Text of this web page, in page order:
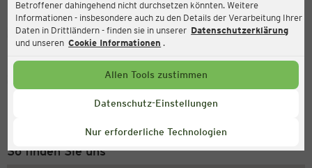
Betroffener dahingehend nicht durchsetzen könnten. Weitere
Informationen - insbesondere auch zu den Details der Verarbeitung Ihrer
Daten in Drittländern - finden sie in unserer Datenschutzerklärung
und unseren Cookie Informationen .
Allen Tools zustimmen
Datenschutz-Einstellungen
Nur erforderliche Technologien
Aktuell:
Geschlossen
Service Hotline
+49 (0) 2546 / 98 999 98
So finden Sie uns